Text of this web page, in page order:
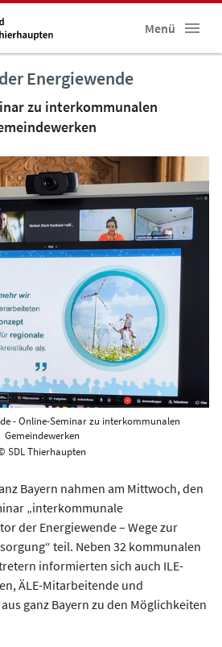
Menü
Energiewende
zu interkommunalen
- Online-Seminar zu interkommunalen
Gemeindewerken
SDL Thierhaupten
Bayern nahmen am Mittwoch, den
„interkommunale
der Energiewende – Wege zur
teil. Neben 32 kommunalen
informierten sich auch ILE-
ÄLE-Mitarbeitende und
ganz Bayern zu den Möglichkeiten